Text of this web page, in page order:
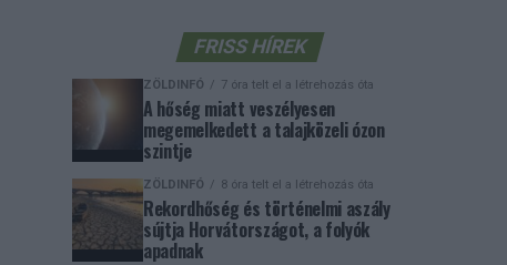
FRISS HÍREK
ZÖLDINFÓ 7 óra telt el a létrehozás óta
A hőség miatt veszélyesen
megemelkedett a talajközeli ózon
szintje
ZÖLDINFÓ 8 óra telt el a létrehozás óta
Rekordhőség és történelmi aszály
sújtja Horvátországot, a folyók
apadnak